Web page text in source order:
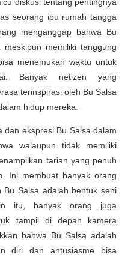
seorang ibu rumah tangga
menganggap bahwa Bu
memiliki tanggung
menemukan waktu untuk
Banyak netizen yang
terinspirasi oleh Bu Salsa
hidup mereka.
dan ekspresi Bu Salsa dalam
walaupun tidak memiliki
tarian yang penuh
Ini membuat banyak orang
Salsa adalah bentuk seni
itu, banyak orang juga
tampil di depan kamera
bahwa Bu Salsa adalah
diri dan antusiasme bisa